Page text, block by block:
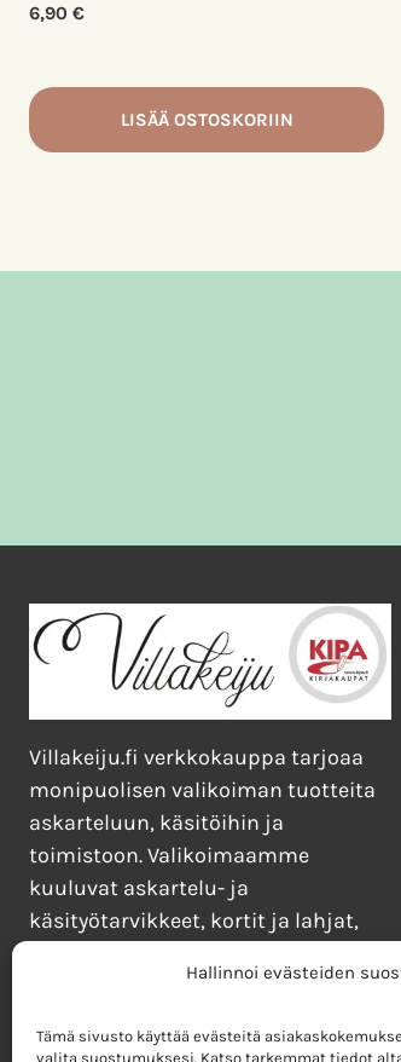
Hallinnoi evästeiden
Tämä sivusto käyttää evästeitä
valita suostumuksesi. Katso tarkemmat tiedot
6,90 €
LISÄÄ OSTOSKORIIN
Villakeiju.fi verkkokauppa tarjoaa
monipuolisen valikoiman tuotteita
askarteluun, käsitöihin ja
toimistoon. Valikoimaamme
kuuluvat askartelu- ja
käsityötarvikkeet, kortit ja lahjat,
toimistotarvikkeet.